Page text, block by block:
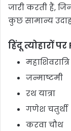
जारी करती हैं,
कुछ सामान्य
हिंदू त्योहारों
महाशिवरात्रि
जन्माष्टमी
रथ यात्रा
गणेश चतुर्थी
करवा चौथ